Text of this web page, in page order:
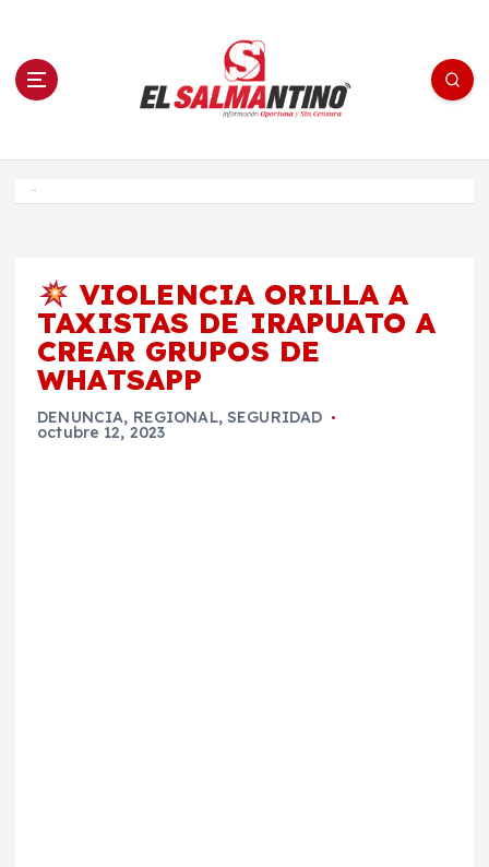
n El Salmantino - medios/noticias/editorial
VIOLENCIA ORILLA A
TAXISTAS DE IRAPUATO A
CREAR GRUPOS DE
WHATSAPP
DENUNCIA, REGIONAL, SEGURIDAD
octubre 12, 2023